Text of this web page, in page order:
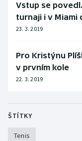
Vstup se
turnaji i v Miami
23. 3. 2019
Pro Kristýnu
v prvním kole
22. 3. 2019
ŠTÍTKY
Tenis